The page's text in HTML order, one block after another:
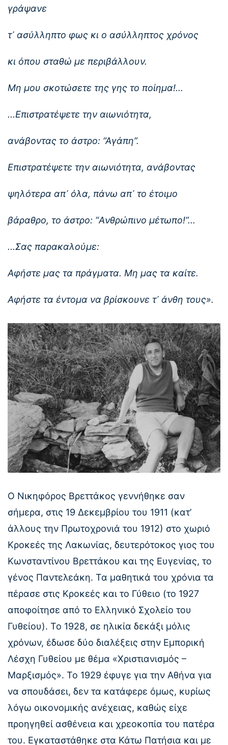
γράψανε
τ᾿ ασύλληπτο φως κι ο ασύλληπτος χρόνος
κι όπου σταθώ με περιβάλλουν.
Μη μου σκοτώσετε της γης το ποίημα!...
...Επιστρατέψετε την αιωνιότητα,
ανάβοντας το άστρο: “Αγάπη”.
Επιστρατέψετε την αιωνιότητα, ανάβοντας
ψηλότερα απ᾿ όλα, πάνω απ᾿ το έτοιμο
βάραθρο, το άστρο: “Aνθρώπινο μέτωπο!”...
...Σας παρακαλούμε:
Αφήστε μας τα πράγματα. Μη μας τα καίτε.
Αφήστε τα έντομα να βρίσκουνε τ᾿ άνθη τους».
Ο Νικηφόρος Βρεττάκος γεννήθηκε σαν
σήμερα, στις 19 Δεκεμβρίου του 1911 (κατ’
άλλους την Πρωτοχρονιά του 1912) στο χωριό
Κροκεές της Λακωνίας, δευτερότοκος γιος του
Κωνσταντίνου Βρεττάκου και της Ευγενίας, το
γένος Παντελεάκη. Τα μαθητικά του χρόνια τα
πέρασε στις Κροκεές και το Γύθειο (το 1927
αποφοίτησε από το Ελληνικό Σχολείο του
Γυθείου). Το 1928, σε ηλικία δεκάξι μόλις
χρόνων, έδωσε δύο διαλέξεις στην Εμπορική
Λέσχη Γυθείου με θέμα «Χριστιανισμός –
Μαρξισμός». Το 1929 έφυγε για την Αθήνα για
να σπουδάσει, δεν τα κατάφερε όμως, κυρίως
λόγω οικονομικής ανέχειας, καθώς είχε
προηγηθεί ασθένεια και χρεοκοπία του πατέρα
του. Εγκαταστάθηκε στα Κάτω Πατήσια και με